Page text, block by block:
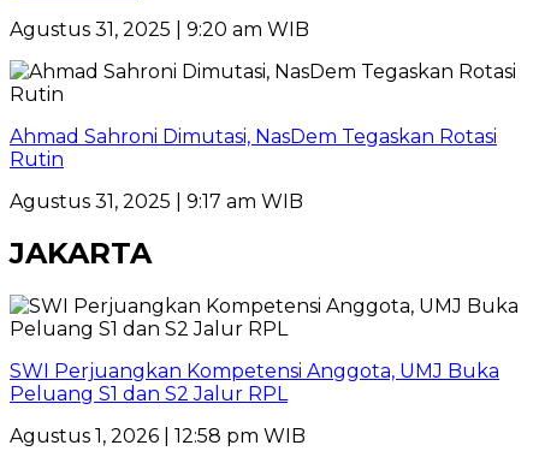
Agustus 31, 2025 | 9:20 am WIB
Ahmad Sahroni Dimutasi, NasDem Tegaskan Rotasi
Rutin
Agustus 31, 2025 | 9:17 am WIB
JAKARTA
SWI Perjuangkan Kompetensi Anggota, UMJ Buka
Peluang S1 dan S2 Jalur RPL
Agustus 1, 2026 | 12:58 pm WIB